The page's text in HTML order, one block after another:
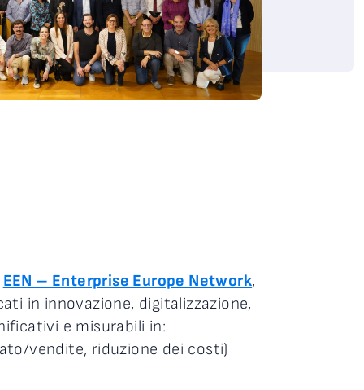
EEN – Enterprise Europe Network,
in innovazione, digitalizzazione,
e misurabili in:
vendite, riduzione dei costi)